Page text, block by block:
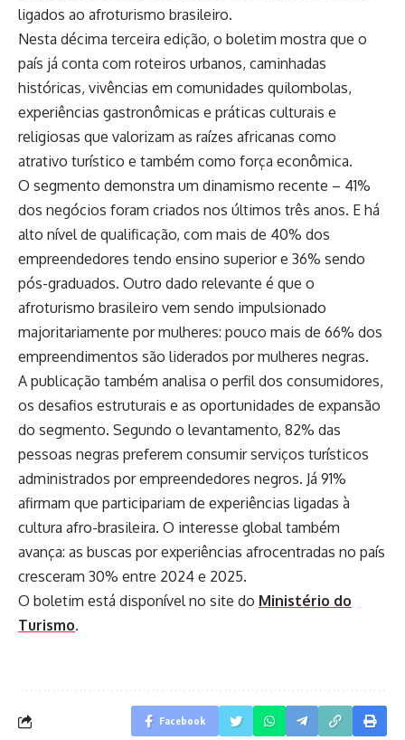
ligados ao afroturismo brasileiro.
Nesta décima terceira edição, o boletim mostra que o
país já conta com roteiros urbanos, caminhadas
históricas, vivências em comunidades quilombolas,
experiências gastronômicas e práticas culturais e
religiosas que valorizam as raízes africanas como
atrativo turístico e também como força econômica.
O segmento demonstra um dinamismo recente – 41%
dos negócios foram criados nos últimos três anos. E há
alto nível de qualificação, com mais de 40% dos
empreendedores tendo ensino superior e 36% sendo
pós-graduados. Outro dado relevante é que o
afroturismo brasileiro vem sendo impulsionado
majoritariamente por mulheres: pouco mais de 66% dos
empreendimentos são liderados por mulheres negras.
A publicação também analisa o perfil dos consumidores,
os desafios estruturais e as oportunidades de expansão
do segmento. Segundo o levantamento, 82% das
pessoas negras preferem consumir serviços turísticos
administrados por empreendedores negros. Já 91%
afirmam que participariam de experiências ligadas à
cultura afro-brasileira. O interesse global também
avança: as buscas por experiências afrocentradas no país
cresceram 30% entre 2024 e 2025.
O boletim está disponível no site do Ministério do
Turismo.
Facebook